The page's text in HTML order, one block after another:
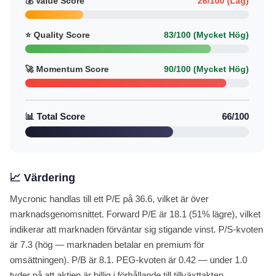
⭐ Quality Score 83/100 (Mycket Hög)
🚀 Momentum Score 90/100 (Mycket Hög)
📊 Total Score 66/100
📈 Värdering
Mycronic handlas till ett P/E på 36.6, vilket är över
marknadsgenomsnittet. Forward P/E är 18.1 (51% lägre), vilket
indikerar att marknaden förväntar sig stigande vinst. P/S-kvoten
är 7.3 (hög — marknaden betalar en premium för
omsättningen). P/B är 8.1. PEG-kvoten är 0.42 — under 1.0